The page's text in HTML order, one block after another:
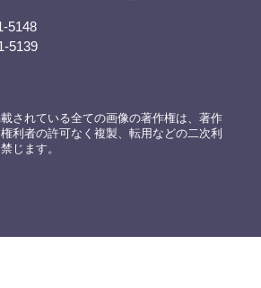
5148
5139
されている全ての画像の著作権は、著作
利者の許可なく複製、転用などの二次利
じます。